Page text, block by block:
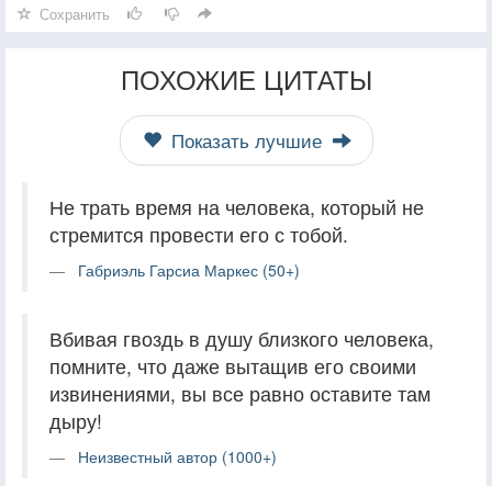
Сохранить
ПОХОЖИЕ ЦИТАТЫ
Показать лучшие
Не трать время на человека, который не
стремится провести его с тобой.
Габриэль Гарсиа Маркес (50+)
Вбивая гвоздь в душу близкого человека,
помните, что даже вытащив его своими
извинениями, вы все равно оставите там
дыру!
Неизвестный автор (1000+)